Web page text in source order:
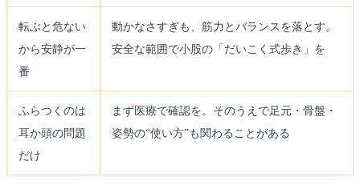
転ぶと危ない
から安静が一
番
動かなさすぎも、筋力とバランスを落とす。
安全な範囲で小股の「だいこく式歩き」を
ふらつくのは
耳か頭の問題
だけ
まず医療で確認を。そのうえで足元・骨盤・
姿勢の“使い方”も関わることがある